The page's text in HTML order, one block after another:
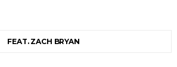
FEAT. ZACH BRYAN